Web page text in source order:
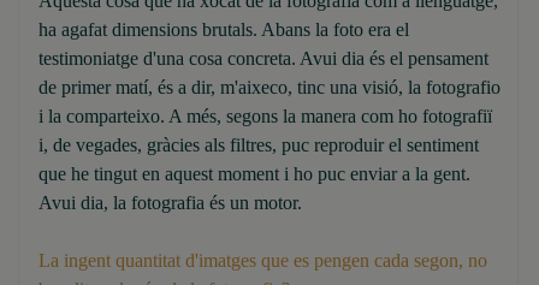
ha agafat dimensions brutals. Abans la foto era el
testimoniatge d'una cosa concreta. Avui dia és el pensament
de primer matí, és a dir, m'aixeco, tinc una visió, la fotografio
i la comparteixo. A més, segons la manera com ho fotografiï
i, de vegades, gràcies als filtres, puc reproduir el sentiment
que he tingut en aquest moment i ho puc enviar a la gent.
Avui dia, la fotografia és un motor.
La ingent quantitat d'imatges que es pengen cada segon, no